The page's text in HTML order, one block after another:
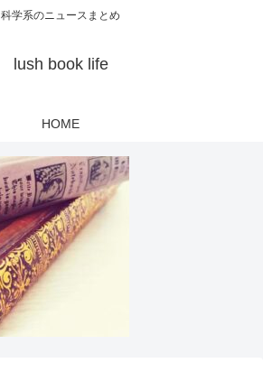
科学系のニュースまとめ
lush book life
HOME